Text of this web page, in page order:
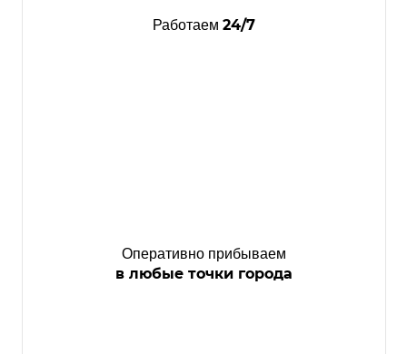
Работаем 24/7
Оперативно прибываем
в любые точки города